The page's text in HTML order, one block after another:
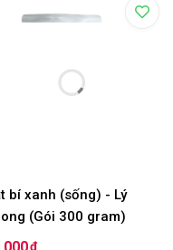
bí xanh (sống) - Lý
(Gói 300 gram)
đ